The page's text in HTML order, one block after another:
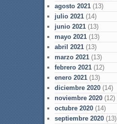
agosto 2021(13)
julio 2021(14)
junio 2021(13)
mayo 2021(13)
abril 2021(13)
marzo 2021(13)
febrero 2021(12)
enero 2021(13)
diciembre 2020(14)
noviembre 2020(12)
octubre 2020(14)
septiembre 2020(13)